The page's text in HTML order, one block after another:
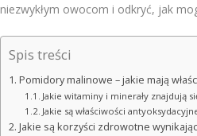
niezwykłym owocom i odkryć, jak
Spis treści
Pomidory malinowe – jakie mają
Jakie witaminy i minerały znajdują
Jakie są właściwości
Jakie są korzyści zdrowotne